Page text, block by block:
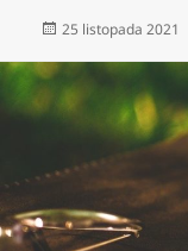
Data
25 listopada 2021